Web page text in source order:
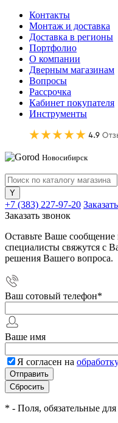
Контакты
Монтаж и доставка
Доставка в регионы
Портфолио
О компании
Дверным магазинам
Вопросы
Рассрочка
Кабинет покупателя
Инструменты
Новосибирск
+7 (383) 227-97-20
Заказать звонок
Оставьте Ваше
специалисты свяжутся с
решения Вашего вопроса.
Ваш сотовый телефон*
Ваше имя
Я согласен на
* - Поля, обязательные